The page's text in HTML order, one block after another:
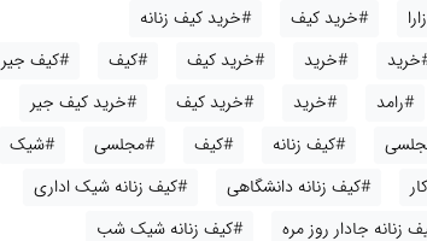
#خرید کیف
#خرید کیف زنانه
#خرید #خرید کیف #کیف
#کیف جیر
#رامد #خرید #خرید کیف
#خرید کیف جیر
#کیف زنانه #کیف #مجلسی
#شیک
#کیف زنانه دانشگاهی
#کیف زنانه شیک اداری
زنانه جادار روز مره
#کیف زنانه شیک شب